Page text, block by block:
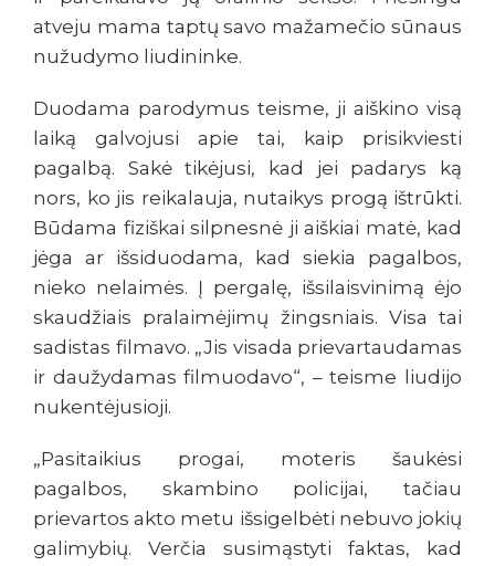
atveju mama taptų savo mažamečio sūnaus
nužudymo liudininke.
Duodama parodymus teisme, ji aiškino visą
laiką galvojusi apie tai, kaip prisikviesti
pagalbą. Sakė tikėjusi, kad jei padarys ką
nors, ko jis reikalauja, nutaikys progą ištrūkti.
Būdama fiziškai silpnesnė ji aiškiai matė, kad
jėga ar išsiduodama, kad siekia pagalbos,
nieko nelaimės. Į pergalę, išsilaisvinimą ėjo
skaudžiais pralaimėjimų žingsniais. Visa tai
sadistas filmavo. „Jis visada prievartaudamas
ir daužydamas filmuodavo“, – teisme liudijo
nukentėjusioji.
„Pasitaikius progai, moteris šaukėsi
pagalbos, skambino policijai, tačiau
prievartos akto metu išsigelbėti nebuvo jokių
galimybių. Verčia susimąstyti faktas, kad